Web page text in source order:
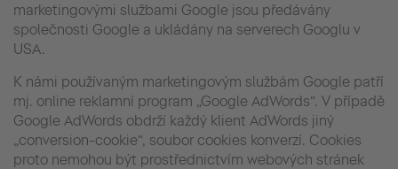
marketingovými službami Google jsou předávány
společnosti Google a ukládány na serverech Googlu v
USA.
K námi používaným marketingovým službám Google patří
mj. online reklamní program „Google AdWords“. V případě
Google AdWords obdrží každý klient AdWords jiný
„conversion-cookie“, soubor cookies konverzí. Cookies
proto nemohou být prostřednictvím webových stránek